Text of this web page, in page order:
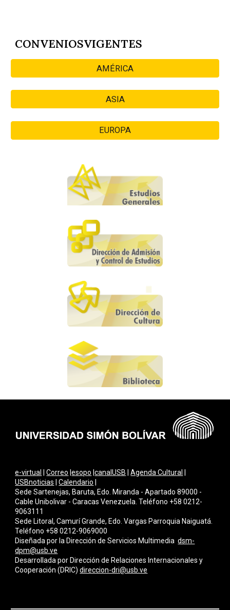
CONVENIOSVIGENTES
AMÉRICA
ASIA
EUROPA
e-virtual |Correo |esopo |canalUSB |Agenda Cultural
USBnoticias |Calendario
Sede Sartenejas, Baruta, Edo. Miranda - Apartado 89000 -
Cable Unibolivar - Caracas Venezuela. Teléfono +58 0212-
9063111
Sede Litoral, Camurí Grande, Edo. Vargas Parroquia Naiguatá.
Teléfono +58 0212-9069000
Diseñada por la Dirección de Servicios Multimediadsm-
dpm@usb.ve
Desarrollada por Dirección de Relaciones Internacionales y
Cooperación (DRIC)direccion-dri@usb.ve